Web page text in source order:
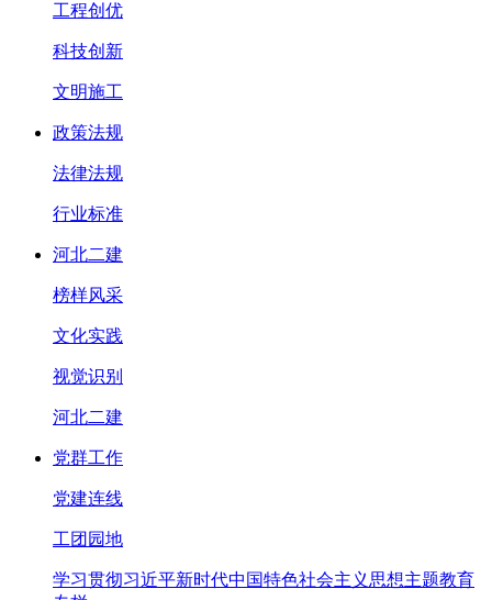
工程创优
科技创新
文明施工
政策法规
法律法规
行业标准
河北二建
榜样风采
文化实践
视觉识别
河北二建
党群工作
党建连线
工团园地
学习贯彻习近平新时代中国特色社会主义思想主题教育